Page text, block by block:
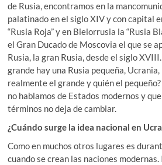
de Rusia, encontramos en la
palatinado en el siglo XIV y con capital
“Rusia Roja” y en Bielorrusia la “Rusia
el Gran Ducado de Moscovia el que se
Rusia, la gran Rusia, desde el siglo
grande hay una Rusia pequeña, Ucrania,
realmente el grande y quién el
no hablamos de Estados modernos y
términos no deja de cambiar.
¿Cuándo surge la idea nacional en
Como en muchos otros lugares es
cuando se crean las naciones